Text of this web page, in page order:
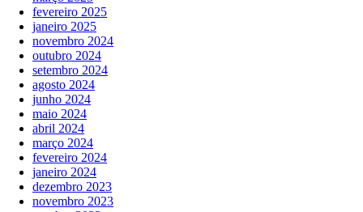
fevereiro 2025
janeiro 2025
novembro 2024
outubro 2024
setembro 2024
agosto 2024
junho 2024
maio 2024
abril 2024
março 2024
fevereiro 2024
janeiro 2024
dezembro 2023
novembro 2023